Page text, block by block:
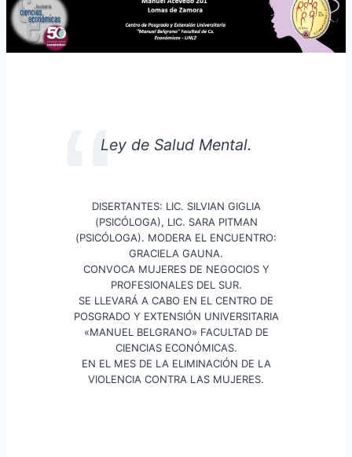
Ley de Salud Mental.
DISERTANTES: LIC. SILVIAN GIGLIA
(PSICÓLOGA), LIC. SARA PITMAN
(PSICÓLOGA). MODERA EL ENCUENTRO:
GRACIELA GAUNA.
CONVOCA MUJERES DE NEGOCIOS Y
PROFESIONALES DEL SUR.
SE LLEVARÁ A CABO EN EL CENTRO DE
POSGRADO Y EXTENSIÓN UNIVERSITARIA
«MANUEL BELGRANO» FACULTAD DE
CIENCIAS ECONÓMICAS.
EN EL MES DE LA ELIMINACIÓN DE LA
VIOLENCIA CONTRA LAS MUJERES.